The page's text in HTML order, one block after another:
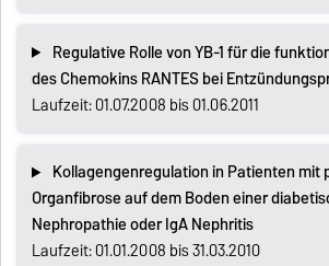
Regulative Rolle von YB-1 für die
des Chemokins RANTES bei
Laufzeit: 01.07.2008 bis 01.06.2011
Kollagengenregulation in Patienten mit
Organfibrose auf dem Boden einer
Nephropathie oder IgA Nephritis
Laufzeit: 01.01.2008 bis 31.03.2010